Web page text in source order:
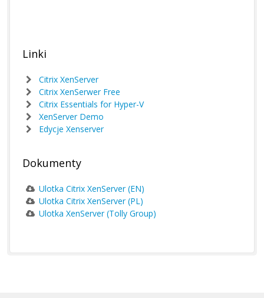
Linki
Citrix XenServer
Citrix XenSerwer Free
Citrix Essentials for Hyper-V
XenServer Demo
Edycje Xenserver
Dokumenty
Ulotka Citrix XenServer (EN)
Ulotka Citrix XenServer (PL)
Ulotka XenServer (Tolly Group)